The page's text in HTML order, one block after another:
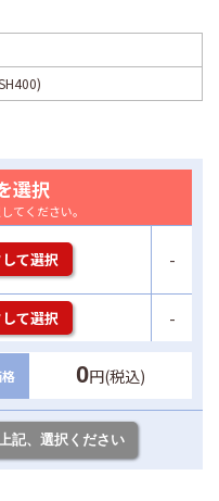
選択
てください。
て選択 -
て選択 -
0円(税込)